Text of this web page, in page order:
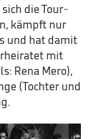
die Tour-
kämpft nur
und hat damit
mit
Rena Mero),
(Tochter und